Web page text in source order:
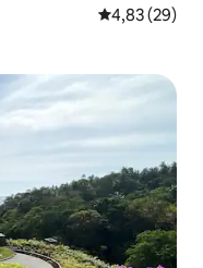
4,83 av 5 i
4,83 (29)